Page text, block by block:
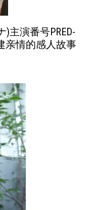
)主演番号PRED-
亲情的感人故事